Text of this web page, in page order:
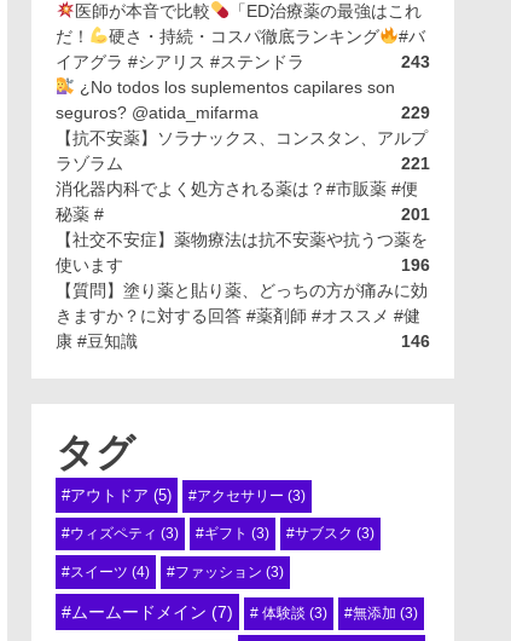
医師が本音で比較
「ED治療薬の最強はこれ
だ！
硬さ・持続・コスパ徹底ランキング
#バ
イアグラ #シアリス #ステンドラ
243
¿No todos los suplementos capilares son
seguros? @atida_mifarma
229
【抗不安薬】ソラナックス、コンスタン、アルプ
ラゾラム
221
消化器内科でよく処方される薬は？#市販薬 #便
秘薬 #
201
【社交不安症】薬物療法は抗不安薬や抗うつ薬を
使います
196
【質問】塗り薬と貼り薬、どっちの方が痛みに効
きますか？に対する回答 #薬剤師 #オススメ #健
康 #豆知識
146
タグ
#アウトドア (5) #アクセサリー (3)
#ウィズペティ (3) #ギフト (3) #サブスク (3)
#スイーツ (4) #ファッション (3)
#ムームードメイン (7) # 体験談 (3) #無添加 (3)